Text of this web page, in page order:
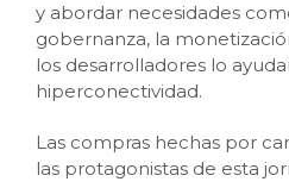
y abordar necesidades
gobernanza, la
los desarrolladores lo
hiperconectividad.
Las compras hechas por
las protagonistas de esta